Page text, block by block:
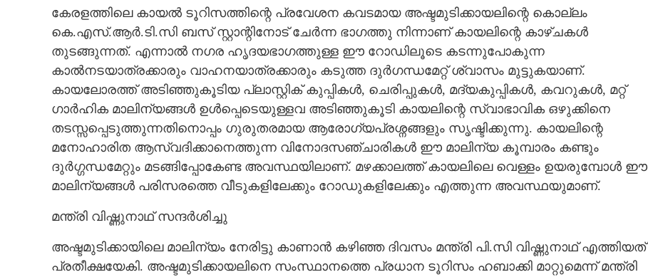
കേരളത്തിലെ കായൽ ടൂറിസത്തിന്റെ പ്രവേശന കവടമായ അഷ്ടമുടിക്കായലിന്റെ കൊല്ലം
കെ.എസ്.ആർ.ടി.സി ബസ് സ്റ്റാന്റിനോട് ചേർന്ന ഭാഗത്തു നിന്നാണ് കായലിന്റെ കാഴ്ചകൾ
തുടങ്ങുന്നത്. എന്നാൽ ​നഗര ഹൃദയഭാഗത്തുള്ള ഈ റോഡിലൂടെ കടന്നുപോകുന്ന
കാൽനടയാത്രക്കാരും വാഹനയാത്രക്കാരും കടുത്ത ദുർഗന്ധമേറ്റ് ശ്വാസം മുട്ടുകയാണ്.
കായലോരത്ത് അടിഞ്ഞുകൂടിയ പ്ലാസ്റ്റിക് കുപ്പികൾ, ചെരിപ്പുകൾ, മദ്യകുപ്പികൾ, കവറുകൾ, മറ്റ്
ഗാർഹിക മാലിന്യങ്ങൾ ഉൾപ്പെടെയുള്ളവ അടിഞ്ഞുകൂടി കായലിന്റെ സ്വാഭാവിക ഒഴുക്കിനെ
തടസ്സപ്പെടുത്തുന്നതിനൊപ്പം ഗുരുതരമായ ആരോഗ്യപ്രശ്നങ്ങളും സൃഷ്ടിക്കുന്നു. കായലിന്റെ
മനോഹാരിത ആസ്വദിക്കാനെത്തുന്ന വിനോദസഞ്ചാരികൾ ഈ മാലിന്യ കൂമ്പാരം കണ്ടും
ദുർഗ്ഗന്ധമേറ്റും മടങ്ങിപ്പോകേണ്ട അവസ്ഥയിലാണ്. മഴക്കാലത്ത് കായലിലെ വെള്ളം ഉയരുമ്പോൾ ഈ
മാലിന്യങ്ങൾ പരിസരത്തെ വീടുകളിലേക്കും റോഡുകളിലേക്കും എത്തുന്ന അവസ്ഥയുമാണ്.
മന്ത്രി വിഷ്ണുനാഥ് സന്ദർശിച്ചു
അഷ്ടമുടിക്കായിലെ മാലിന്യം നേരിട്ടു കാണാൻ കഴിഞ്ഞ ദിവസം മന്ത്രി പി.സി വിഷ്ണുനാഥ് എത്തിയത്
പ്രതീക്ഷയേകി. അഷ്ടമുടിക്കായലിനെ സംസ്ഥാനത്തെ പ്രധാന ടൂറിസം ഹബാക്കി മാറ്റുമെന്ന് മന്ത്രി